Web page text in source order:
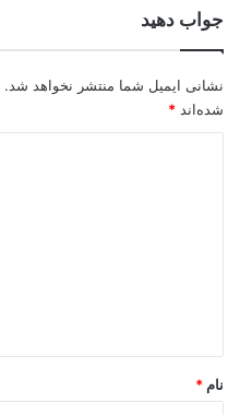
جواب دهید
نشانی ایمیل شما منتشر نخواهد شد.
شده‌اند *
نام *